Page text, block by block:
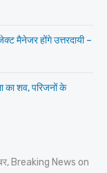
मैनेजर होंगे उत्तरदायी –
का शव, परिजनों के
Breaking News on